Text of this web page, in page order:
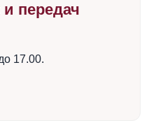
передач
17.00.